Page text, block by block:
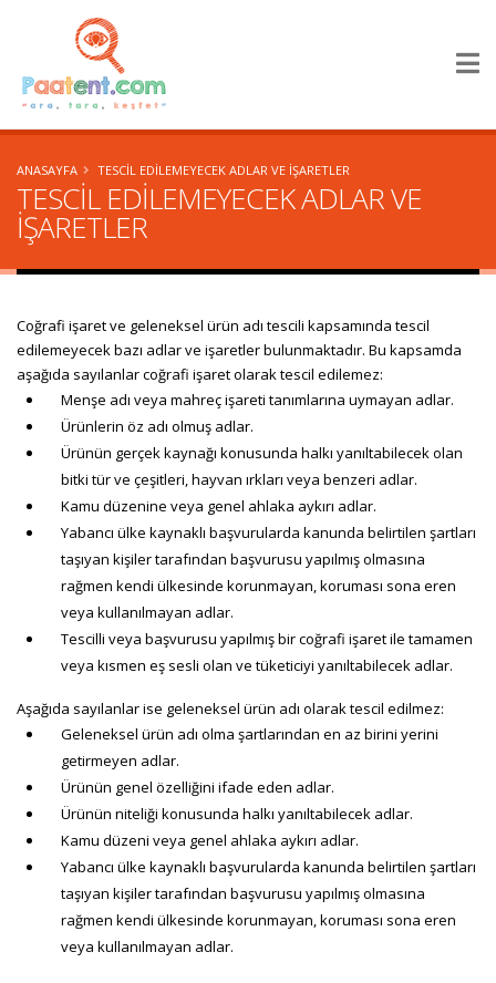
×
ANASAYFA TESCİL EDİLEMEYECEK ADLAR VE İŞARETLER
TESCİL EDİLEMEYECEK ADLAR VE
İŞARETLER
Coğrafi işaret ve geleneksel ürün adı tescili kapsamında tescil
edilemeyecek bazı adlar ve işaretler bulunmaktadır. Bu kapsamda
aşağıda sayılanlar coğrafi işaret olarak tescil edilemez:
Menşe adı veya mahreç işareti tanımlarına uymayan adlar.
Ürünlerin öz adı olmuş adlar.
Ürünün gerçek kaynağı konusunda halkı yanıltabilecek olan
bitki tür ve çeşitleri, hayvan ırkları veya benzeri adlar.
Kamu düzenine veya genel ahlaka aykırı adlar.
Yabancı ülke kaynaklı başvurularda kanunda belirtilen şartları
taşıyan kişiler tarafından başvurusu yapılmış olmasına
rağmen kendi ülkesinde korunmayan, koruması sona eren
veya kullanılmayan adlar.
Tescilli veya başvurusu yapılmış bir coğrafi işaret ile tamamen
veya kısmen eş sesli olan ve tüketiciyi yanıltabilecek adlar.
Aşağıda sayılanlar ise geleneksel ürün adı olarak tescil edilmez:
Geleneksel ürün adı olma şartlarından en az birini yerini
getirmeyen adlar.
Ürünün genel özelliğini ifade eden adlar.
Ürünün niteliği konusunda halkı yanıltabilecek adlar.
Kamu düzeni veya genel ahlaka aykırı adlar.
Yabancı ülke kaynaklı başvurularda kanunda belirtilen şartları
taşıyan kişiler tarafından başvurusu yapılmış olmasına
rağmen kendi ülkesinde korunmayan, koruması sona eren
veya kullanılmayan adlar.